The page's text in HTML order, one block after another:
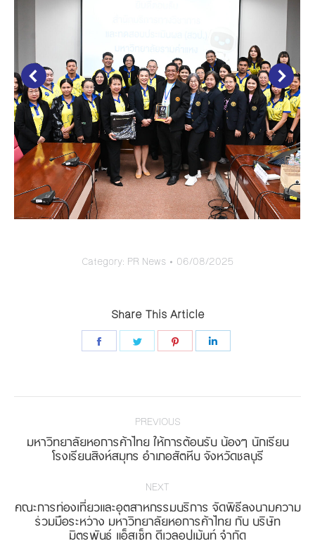
Category: PR News 06/08/2025
Share This Article
Share
Share
Share
PREVIOUS
Previous
post:
มหาวิทยาลัยหอการค้าไทย ให้การต้อนรับ น้องๆ นักเรียน
โรงเรียนสิงห์สมุทร อำเภอสัตหีบ จังหวัดชลบุรี
NEXT
Next
post:
คณะการท่องเที่ยวและอุตสาหกรรมบริการ จัดพิธีลงนามความ
ร่วมมือระหว่าง มหาวิทยาลัยหอการค้าไทย กับ บริษัท
มิตรพันธ์ แอ็สเซ็ท ดีเวลอปเม้นท์ จำกัด